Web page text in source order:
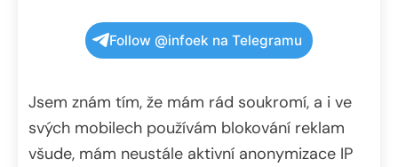
Follow @infoek na Telegramu
Jsem znám tím, že mám rád soukromí, a i ve
svých mobilech používám blokování reklam
všude, mám neustále aktivní anonymizace IP